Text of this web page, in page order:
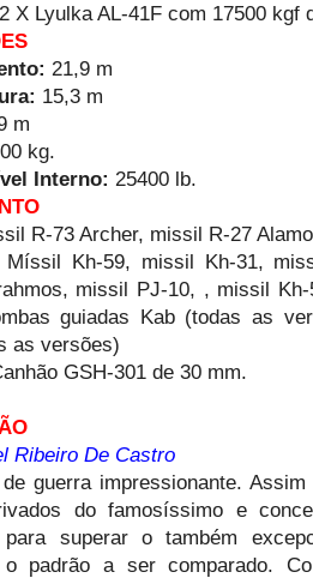
2 X Lyulka AL-41F com 17500 kgf
21,9 m
15,3 m
m
kg.
Interno: 25400 lb.
R-73 Archer, missil R-27
Míssil Kh-59, missil Kh-31,
missil PJ-10, , missil
guiadas Kab (todas as
as versões)
GSH-301 de 30 mm.
Ribeiro De Castro
guerra impressionante.
do famosíssimo e
para superar o também
o padrão a ser comparado.